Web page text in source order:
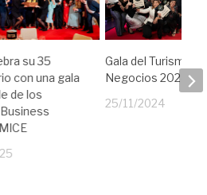
su 35
con una gala
de los
Gala del Turismo
Negocios 2024
25/11/2024